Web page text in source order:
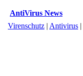
AntiVirus News
Virenschutz | Antivirus |